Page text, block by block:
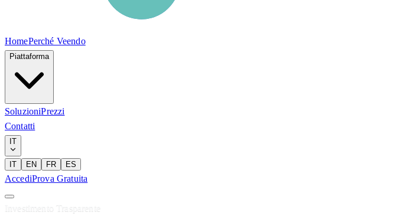
HomePerché Veendo
Piattaforma
SoluzioniPrezzi
Contatti
IT
IT EN FR ES
AccediProva Gratuita
Investimento Trasparente